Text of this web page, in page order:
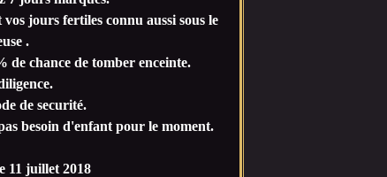
jours fertiles connu aussi sous le
.
de chance de tomber enceinte.
de securité.
besoin d'enfant pour le moment.
11 juillet 2018